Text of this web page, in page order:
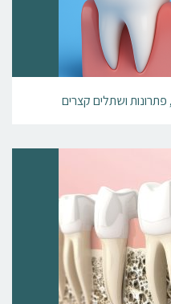
ושתלים קצרים